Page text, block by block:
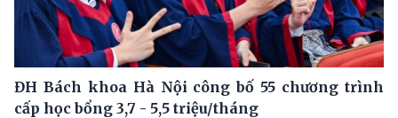
ĐH Bách khoa Hà Nội công bố 55 chương trình
cấp học bổng 3,7 - 5,5 triệu/tháng